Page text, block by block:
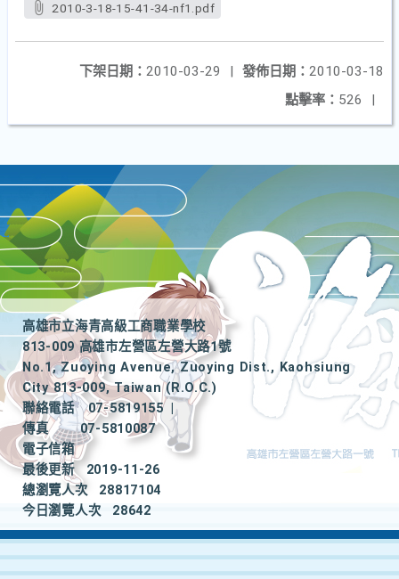
2010-3-18-15-41-34-nf1.pdf
發佈日期： 2010-03-18
下架日期： 2010-03-29
|
點擊率： 526 |
高雄市立海青高級工商職業學校
813-009 高雄市左營區左營大路1號
No.1, Zuoying Avenue, Zuoying Dist., Kaohsiung
City 813-009, Taiwan (R.O.C.)
聯絡電話
07-5819155
|
傳真
07-5810087
電子信箱
最後更新
2019-11-26
總瀏覽人次
28817104
今日瀏覽人次
28642